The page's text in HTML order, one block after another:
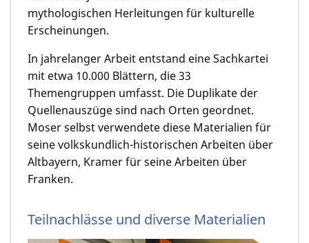
mythologischen Herleitungen für kulturelle
Erscheinungen.
In jahrelanger Arbeit entstand eine Sachkartei
mit etwa 10.000 Blättern, die 33
Themengruppen umfasst. Die Duplikate der
Quellenauszüge sind nach Orten geordnet.
Moser selbst verwendete diese Materialien für
seine volkskundlich-historischen Arbeiten über
Altbayern, Kramer für seine Arbeiten über
Franken.
Teilnachlässe und diverse Materialien